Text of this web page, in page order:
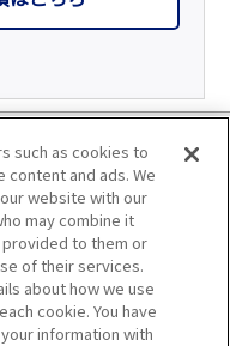
へ
such as cookies to
content and ads. We
website with our
may combine it
to them or
of their services.
about how we use
cookie. You have
information with